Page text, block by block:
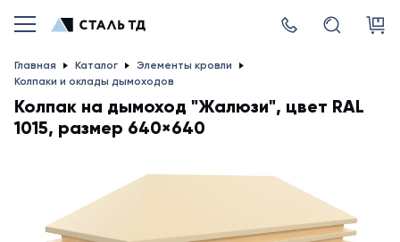
Главная Каталог
Элементы кровли
Колпаки и оклады дымоходов
Колпак на дымоход "Жалюзи", цвет RAL
1015, размер 640×640